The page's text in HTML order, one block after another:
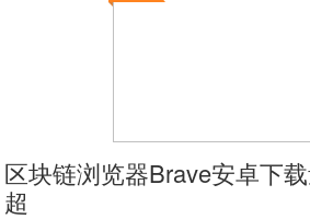
区块链浏览器Brave安卓下
超